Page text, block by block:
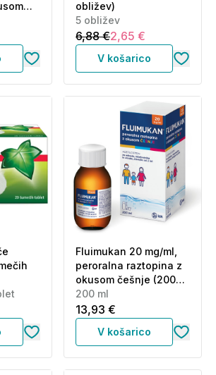
3 g)
obližev)
5 obližev
6,88 €2,65 €
V košarico
Fluimukan 20 mg/ml,
peroralna raztopina z
okusom češnje (200
ml)
200 ml
13,93 €
V košarico